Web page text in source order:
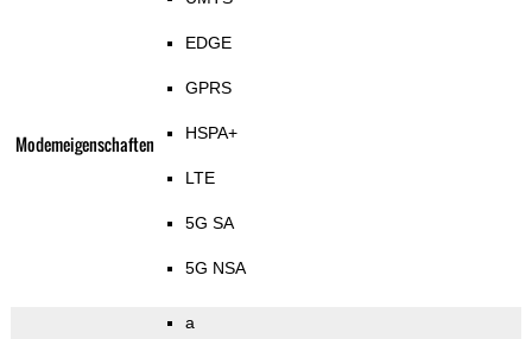
Modemeigenschaften
EDGE
GPRS
HSPA+
LTE
5G SA
5G NSA
a